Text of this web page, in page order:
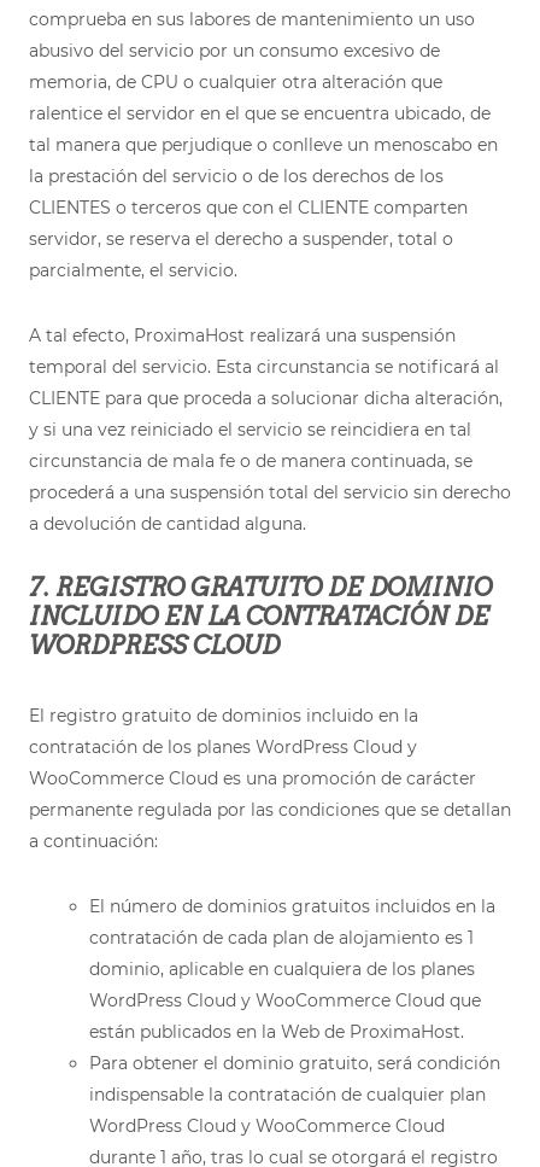
comprueba en sus labores de mantenimiento un uso
abusivo del servicio por un consumo excesivo de
memoria, de CPU o cualquier otra alteración que
ralentice el servidor en el que se encuentra ubicado, de
tal manera que perjudique o conlleve un menoscabo en
la prestación del servicio o de los derechos de los
CLIENTES o terceros que con el CLIENTE comparten
servidor, se reserva el derecho a suspender, total o
parcialmente, el servicio.
A tal efecto, ProximaHost realizará una suspensión
temporal del servicio. Esta circunstancia se notificará al
CLIENTE para que proceda a solucionar dicha alteración,
y si una vez reiniciado el servicio se reincidiera en tal
circunstancia de mala fe o de manera continuada, se
procederá a una suspensión total del servicio sin derecho
a devolución de cantidad alguna.
7. REGISTRO GRATUITO DE DOMINIO
INCLUIDO EN LA CONTRATACIÓN DE
WORDPRESS CLOUD
El registro gratuito de dominios incluido en la
contratación de los planes WordPress Cloud y
WooCommerce Cloud es una promoción de carácter
permanente regulada por las condiciones que se detallan
a continuación:
El número de dominios gratuitos incluidos en la
contratación de cada plan de alojamiento es 1
dominio, aplicable en cualquiera de los planes
WordPress Cloud y WooCommerce Cloud que
están publicados en la Web de ProximaHost.
Para obtener el dominio gratuito, será condición
indispensable la contratación de cualquier plan
WordPress Cloud y WooCommerce Cloud
durante 1 año, tras lo cual se otorgará el registro